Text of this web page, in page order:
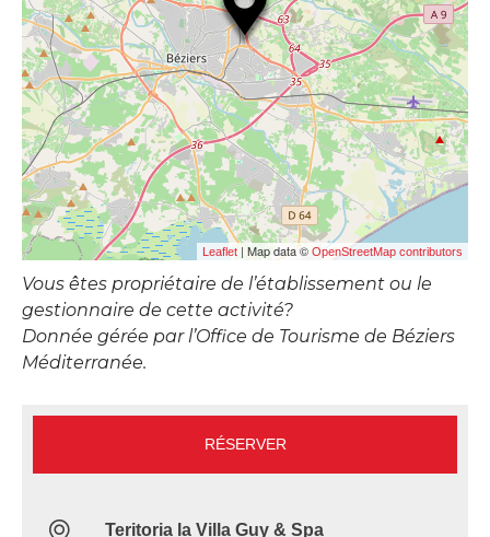
Leaflet | Map data © OpenStreetMap contributors
Vous êtes propriétaire de l’établissement ou le
gestionnaire de cette activité?
Donnée gérée par l’Office de Tourisme de Béziers
Méditerranée.
RÉSERVER
Teritoria la Villa Guy & Spa